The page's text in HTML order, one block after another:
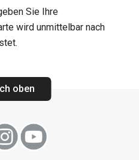
Sie Ihre
wird unmittelbar nach
oben